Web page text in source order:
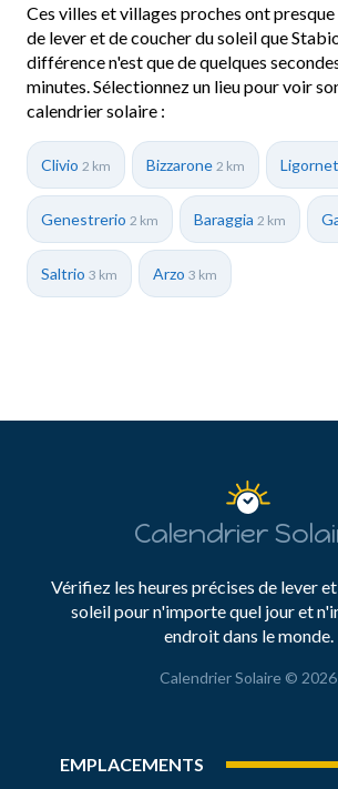
Ces villes et villages proches ont presque
de lever et de coucher du soleil que
différence n'est que de quelques
minutes. Sélectionnez un lieu pour voir
calendrier solaire :
Clivio 2 km Bizzarone 2 km
Genestrerio 2 km Baraggia 2 km
Saltrio 3 km Arzo 3 km
Calendrier
Vérifiez les heures précises de lever
soleil pour n'importe quel jour et
endroit dans le monde.
Calendrier Solaire © 2026
EMPLACEMENTS